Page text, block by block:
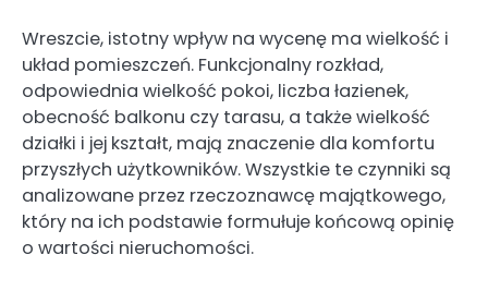
Wreszcie, istotny wpływ na wycenę ma wielkość i
układ pomieszczeń. Funkcjonalny rozkład,
odpowiednia wielkość pokoi, liczba łazienek,
obecność balkonu czy tarasu, a także wielkość
działki i jej kształt, mają znaczenie dla komfortu
przyszłych użytkowników. Wszystkie te czynniki są
analizowane przez rzeczoznawcę majątkowego,
który na ich podstawie formułuje końcową opinię
o wartości nieruchomości.